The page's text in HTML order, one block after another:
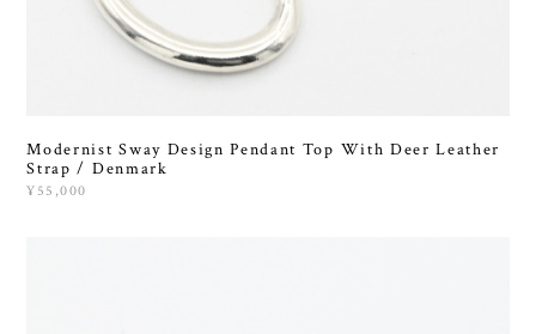
Modernist Sway Design Pendant Top With Deer Leather
Strap / Denmark
¥55,000